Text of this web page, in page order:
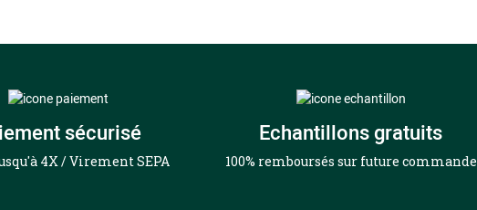
sécurisé
4X / Virement SEPA
Echantillons gratuits
100% remboursés sur future commande